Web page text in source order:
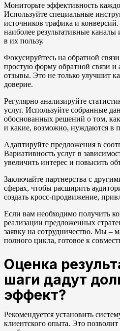
Мониторьте эффективность
Используйте специальные
источников трафика и
наиболее результативные
в их пользу.
Фокусируйтесь на обратной
простую форму обратной связи и
отзывы. Это не только улучшит
доверие.
Регулярно анализируйте
услуг. Используйте собранные
обоснованных решений о том,
и какие, возможно, нуждаются в
Адаптируйте предложения в
Вариативность услуг в
увеличить интерес и повысить
Заключайте партнерства с
сферах, чтобы расширить
создать кросс-продвижение,
Если вам необходимо получить
реализации предложенных
заявку на сотрудничество. Мы –
полного цикла, готовое к
Оценка
шаги дадут
эффект?
Рекомендуется установить
клиентского опыта. Это